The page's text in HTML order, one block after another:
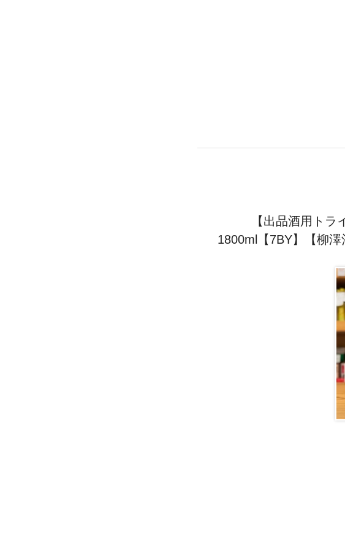
【出品酒用ト
1800ml【7BY】【柳